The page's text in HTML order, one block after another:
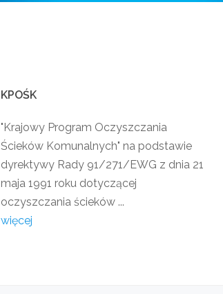
KPOŚK
"Krajowy Program Oczyszczania
Ścieków Komunalnych" na podstawie
dyrektywy Rady 91/271/EWG z dnia 21
maja 1991 roku dotyczącej
oczyszczania ścieków ...
więcej